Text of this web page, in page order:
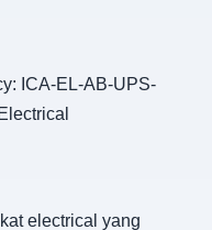
ICA-EL-AB-UPS-
electrical yang